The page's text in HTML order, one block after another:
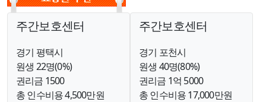
주간보호센터
경기 평택시
원생 22명(0%)
권리금 1500
총 인수비용 4,500만원
주간보호센터
경기 포천시
원생 40명(80%)
권리금 1억 5000
총 인수비용 17,000만원